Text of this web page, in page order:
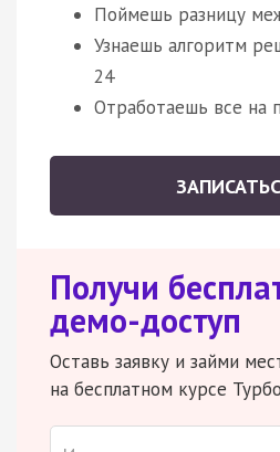
Поймешь разницу
Узнаешь алгоритм
24
Отработаешь все на
Получи
демо-доступ
Оставь заявку и займи
на бесплатном курсе